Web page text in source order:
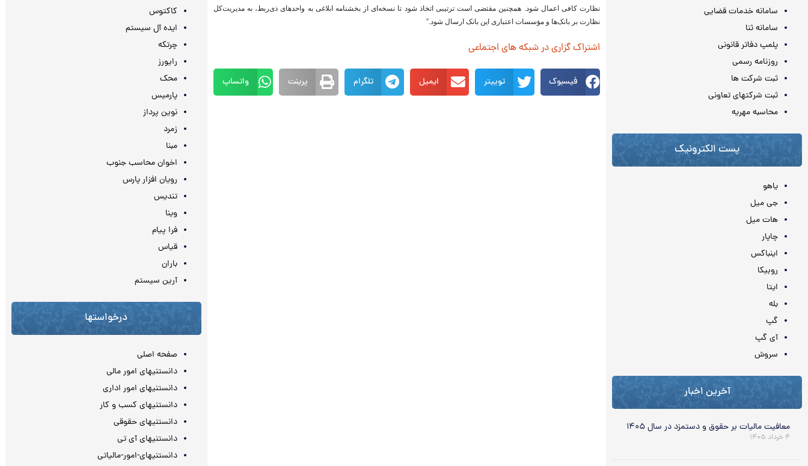
سامانه خدمات قضایی
سامانه ثنا
پلمپ دفاتر قانونی
روزنامه رسمی
ثبت شرکت ها
ثبت شرکتهای تعاونی
محاسبه مهريه
پست الکترونیک
یاهو
جی میل
هات میل
چاپار
اینباکس
روبیکا
ایتا
بله
گپ
آی گپ
سروش
آخرین اخبار
معافیت مالیات بر حقوق و دستمزد در سال ۱۴۰۵
۴ خرداد ۱۴۰۵
نظارت کافی اعمال شود. همچنین مقتضی است ترتیبی اتخاذ شود تا نسخه‌ای از بخشنامه ابلاغی به واحدهای ذی‌ربط، به مدیریت‌کل
نظارت بر بانک‌ها و مؤسسات اعتباری این بانک ارسال شود.”
اشتراک گزاری در شبکه های اجتماعی
فیسبوک توییتر ایمیل تلگرام پرینت واتساپ
کاکتوس
ایده آل سیستم
چرتکه
رایورز
محک
پارمیس
نوین پرداز
زمرد
مبنا
اخوان محاسب جنوب
رویان افزار پارس
تندیس
وینا
فرا پیام
قیاس
باران
آرین سیستم
درخواستها
صفحه اصلی
دانستنیهای امور مالی
دانستنیهای امور اداری
دانستنیهای کسب و کار
دانستنیهای حقوقی
دانستنیهای آی تی
دانستنیهای-امور-مالیاتی